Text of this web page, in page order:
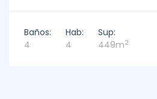
Baños:
4
Hab:
4
Sup:
449m2